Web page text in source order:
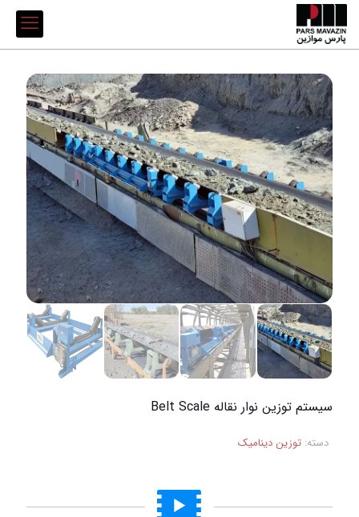
سیستم توزین نوار نقاله Belt Scale
دسته: توزین دینامیک